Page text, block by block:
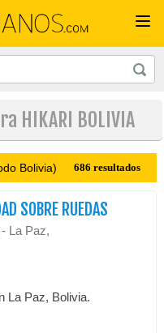
HIKARI BOLIVIA
Bolivia) 686 resultados
SOBRE RUEDAS
La Paz,
La Paz, Bolivia.